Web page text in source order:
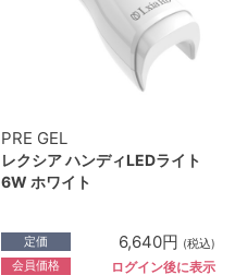
PRE GEL
レクシア ハンディLEDライト
6W ホワイト
定価 6,640円 (税込)
会員価格 ログイン後に表示